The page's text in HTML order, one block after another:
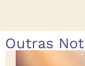
Outras